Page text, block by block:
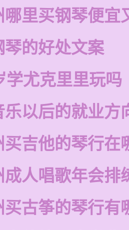
哪里买钢琴便宜
琴的好处文案
学尤克里里玩吗
乐以后的就业方
买吉他的琴行在
成人唱歌年会排
买古筝的琴行有